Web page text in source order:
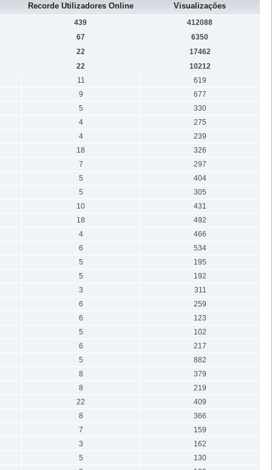
Recorde Utilizadores Online Visualizações
439
412088
67
6350
22
17462
22
10212
11
619
9
677
5
330
4
275
4
239
18
326
7
297
5
404
5
305
10
431
18
492
4
466
6
534
5
195
5
192
3
311
6
259
6
123
5
102
6
217
5
882
8
379
8
219
22
409
8
366
7
159
3
162
5
130